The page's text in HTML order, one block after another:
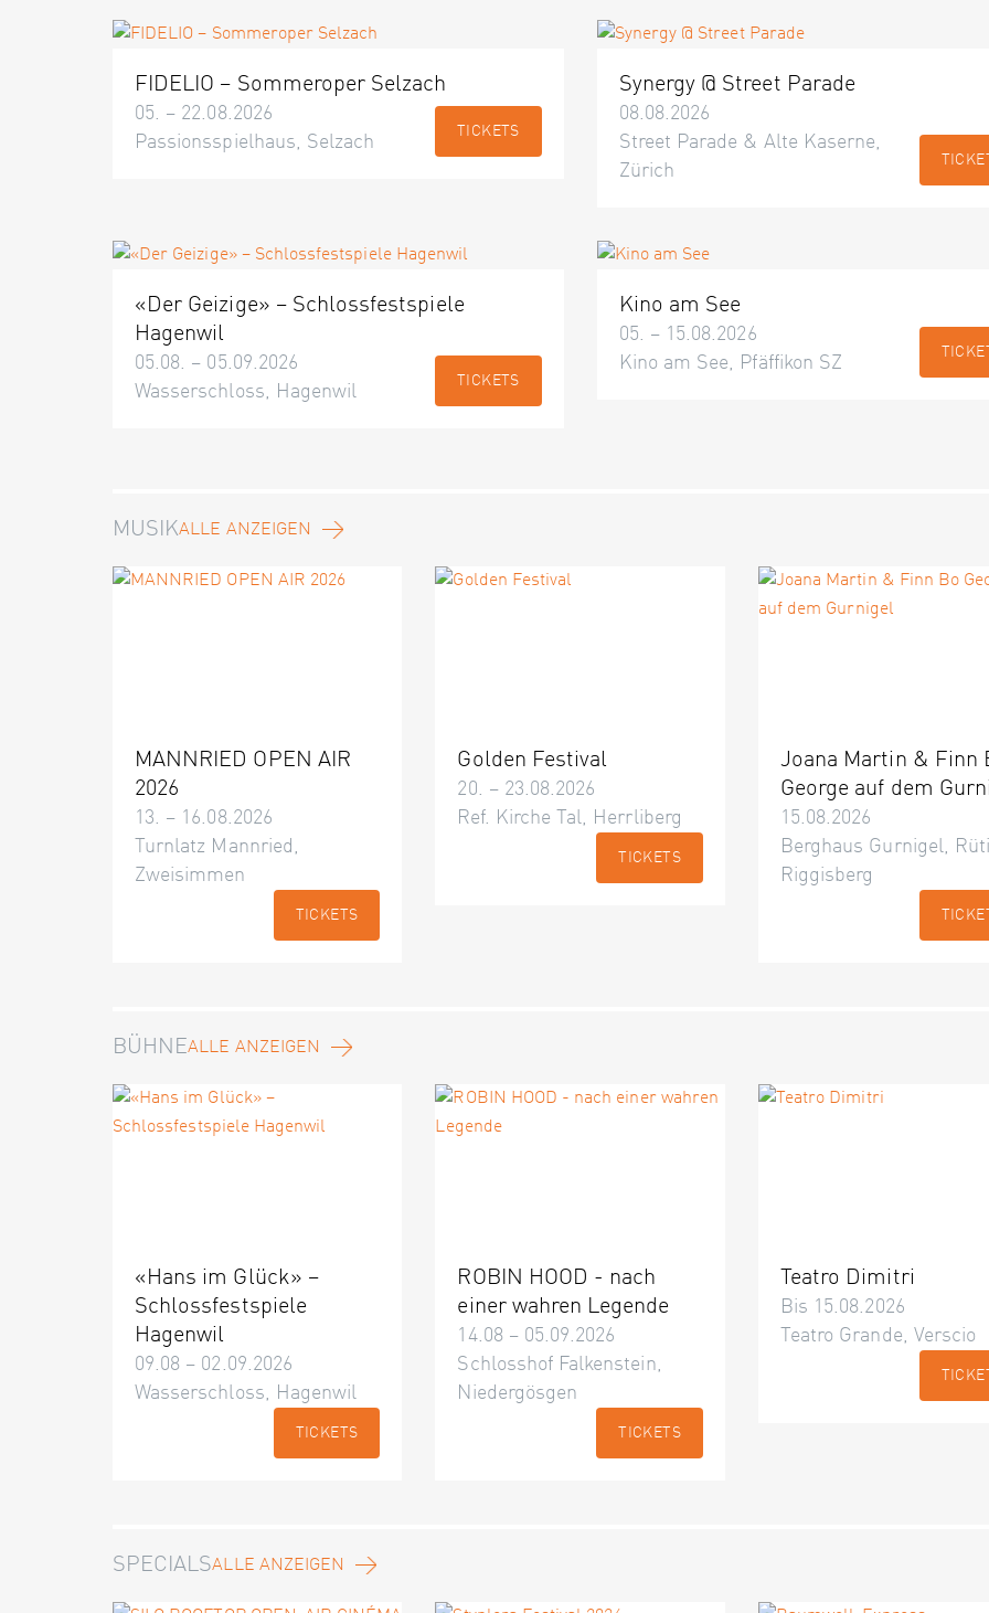
FIDELIO – Sommeroper Selzach
05. – 22.08.2026
Passionsspielhaus, Selzach
TICKETS
Synergy @ Street Parade
08.08.2026
Street Parade & Alte Kaserne,
Zürich
«Der Geizige» – Schlossfestspiele
Hagenwil
05.08. – 05.09.2026
Wasserschloss, Hagenwil
TICKETS
Kino am See
05. – 15.08.2026
Kino am See, Pfäffikon SZ
MUSIKALLE ANZEIGEN
MANNRIED OPEN AIR
2026
13. – 16.08.2026
Turnlatz Mannried,
Zweisimmen
TICKETS
Golden Festival
20. – 23.08.2026
Ref. Kirche Tal, Herrliberg
TICKETS
Joana Martin & Finn
George auf dem
15.08.2026
Berghaus Gurnigel,
Riggisberg
BÜHNEALLE ANZEIGEN
«Hans im Glück» –
Schlossfestspiele
Hagenwil
09.08 – 02.09.2026
Wasserschloss, Hagenwil
TICKETS
ROBIN HOOD - nach
einer wahren Legende
14.08 – 05.09.2026
Schlosshof Falkenstein,
Niedergösgen
TICKETS
Teatro Dimitri
Bis 15.08.2026
Teatro Grande, Verscio
SPECIALSALLE ANZEIGEN